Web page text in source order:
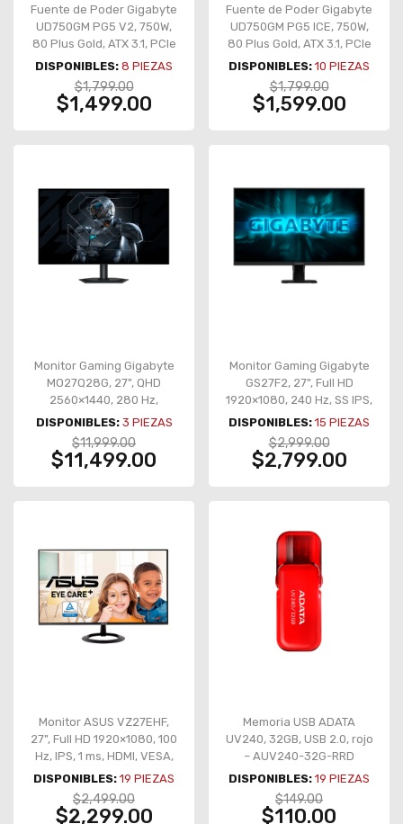
Fuente de Poder Gigabyte
UD750GM PG5 V2, 750W,
80 Plus Gold, ATX 3.1, PCIe
5.1, full modular – GP-
UD750GM PG5 V2
DISPONIBLES: 8 PIEZAS
$1,799.00
$1,499.00
Fuente de Poder Gigabyte
UD750GM PG5 ICE, 750W,
80 Plus Gold, ATX 3.1, PCIe
5.1, Full modular, blanco –
GP-UD750GM PG5 ICE
DISPONIBLES: 10 PIEZAS
$1,799.00
$1,599.00
Monitor Gaming Gigabyte
MO27Q28G, 27", QHD
2560×1440, 280 Hz,
WOLED, 0.03 ms, HDR True
Black 500,
HDMI/DisplayPort/USB-C –
MO27Q28G
DISPONIBLES: 3 PIEZAS
$11,999.00
$11,499.00
Monitor Gaming Gigabyte
GS27F2, 27", Full HD
1920×1080, 240 Hz, SS IPS,
1 ms, HDR10,
HDMI/DisplayPort –
GS27F2
DISPONIBLES: 15 PIEZAS
$2,999.00
$2,799.00
Monitor ASUS VZ27EHF,
27", Full HD 1920×1080, 100
Hz, IPS, 1 ms, HDMI, VESA,
Eye Care+ – VZ27EHF
DISPONIBLES: 19 PIEZAS
$2,499.00
$2,299.00
Memoria USB ADATA
UV240, 32GB, USB 2.0, rojo
– AUV240-32G-RRD
DISPONIBLES: 19 PIEZAS
$149.00
$110.00